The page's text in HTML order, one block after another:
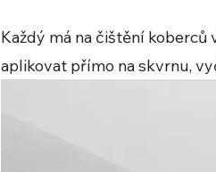
Každý má na čištění koberců
aplikovat přímo na skvrnu,